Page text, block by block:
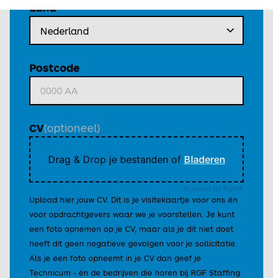
Land
Postcode
CV(optioneel)
Powered by PQINA
Drag & Drop je bestanden of Bladeren
Upload hier jouw CV. Dit is je visitekaartje voor ons én
voor opdrachtgevers waar we je voorstellen. Je kunt
een foto opnemen op je CV, maar als je dit niet doet
heeft dit geen negatieve gevolgen voor je sollicitatie.
Als je een foto opneemt in je CV dan geef je
Technicum - én de bedrijven die horen bij RGF Staffing